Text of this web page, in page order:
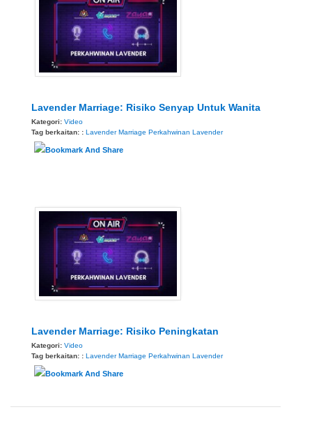
Lavender Marriage: Risiko Senyap Untuk Wanita
Kategori: Video
Tag berkaitan: : Lavender Marriage Perkahwinan Lavender
Lavender Marriage: Risiko Peningkatan
Kategori: Video
Tag berkaitan: : Lavender Marriage Perkahwinan Lavender